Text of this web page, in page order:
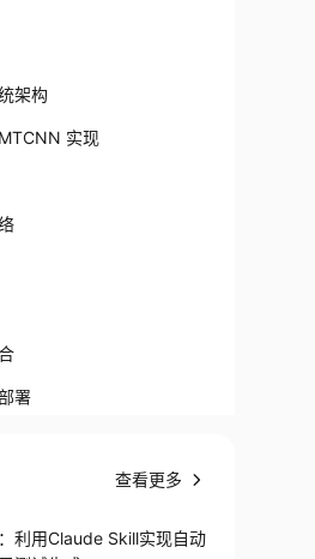
架构
实现
署
查看更多
利用Claude Skill实现自动